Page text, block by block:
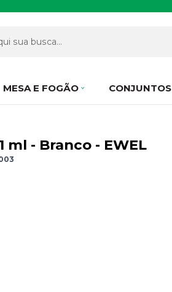
MESA E FOGÃO CONJUNTOS
ml - Branco - EWEL